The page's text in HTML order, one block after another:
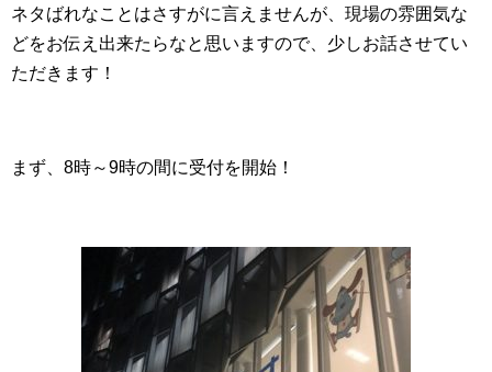
ネタばれなことはさすがに言えませんが、現場の雰囲気な
どをお伝え出来たらなと思いますので、少しお話させてい
ただきます！
まず、8時～9時の間に受付を開始！